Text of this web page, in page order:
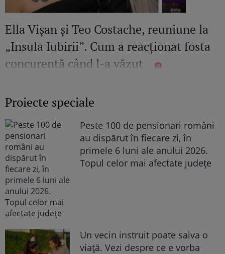
Ella Vișan și Teo Costache, reuniune la
„Insula Iubirii”. Cum a reacționat fosta
concurentă când l-a văzut
Proiecte speciale
Peste 100 de pensionari români
au dispărut în fiecare zi, în
primele 6 luni ale anului 2026.
Topul celor mai afectate județe
Un vecin instruit poate salva o
viață. Vezi despre ce e vorba